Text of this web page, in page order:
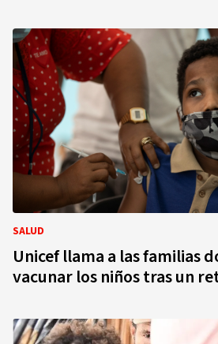
SALUD
Unicef llama a las familias
vacunar los niños tras un